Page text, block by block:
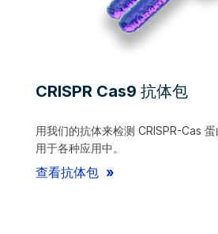
CRISPR Cas9 抗体包
用我们的抗体来检测 CRISPR-Cas
用于各种应用中。
查看抗体包